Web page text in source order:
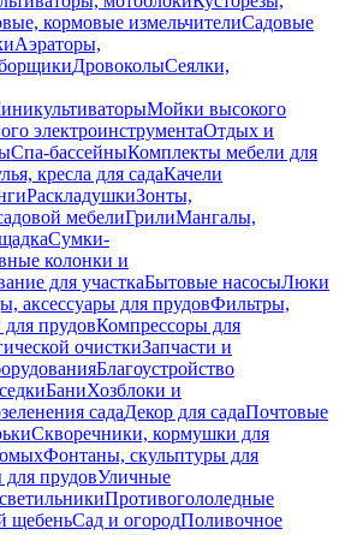
кормовые измельчителиСадовые
Аэраторы,
ДровоколыСеялки,
Мойки высокого
электроинструментаОтдых и
Спа-бассейныКомплекты мебели для
кресла для садаКачели
РаскладушкиЗонты,
мебелиГрилиМангалы,
Сумки-
колонки и
для участкаБытовые насосыЛюки
аксессуары для прудовФильтры,
прудовКомпрессоры для
очисткиЗапчасти и
Благоустройство
БаниХозблоки и
садаДекор для садаПочтовые
Скворечники, кормушки для
Фонтаны, скульптуры для
прудовУличные
Противогололедные
щебеньСад и огородПоливочное